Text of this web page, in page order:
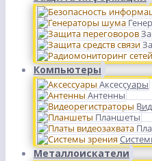
Компьютеры
Аксессуары
Антенны
Планшеты
Металлоискатели